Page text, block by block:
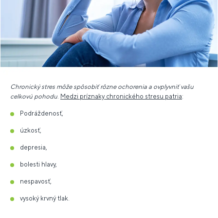
Chronický stres môže spôsobiť rôzne ochorenia a ovplyvniť vašu
celkovú pohodu Medzi príznaky chronického stresu patria:
Podráždenosť,
úzkosť,
depresia,
bolesti hlavy,
nespavosť,
vysoký krvný tlak.